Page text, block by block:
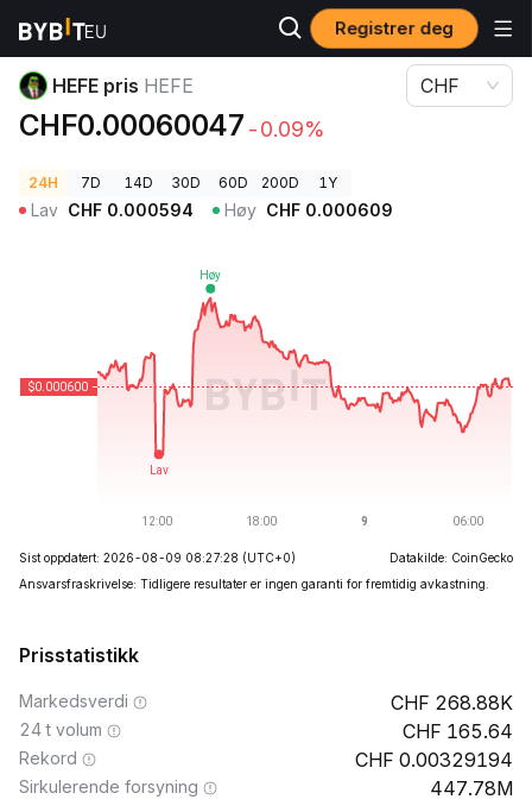
Registrer deg
Kryptopriser
HEFE pris HEFE
CHF0.00060047 -0.09%
CHF
24H 7D 14D 30D 60D 200D 1Y
Lav CHF 0.000594 Høy CHF 0.000609
Sist oppdatert: 2026-08-09 08:27:28 (UTC+0)
Datakilde: CoinGecko
Ansvarsfraskrivelse: Tidligere resultater er ingen garanti for fremtidig avkastning.
Prisstatistikk
Markedsverdi 268.88K
24 t volum 165.64
Rekord 0.00329194
Sirkulerende forsyning 447.78M